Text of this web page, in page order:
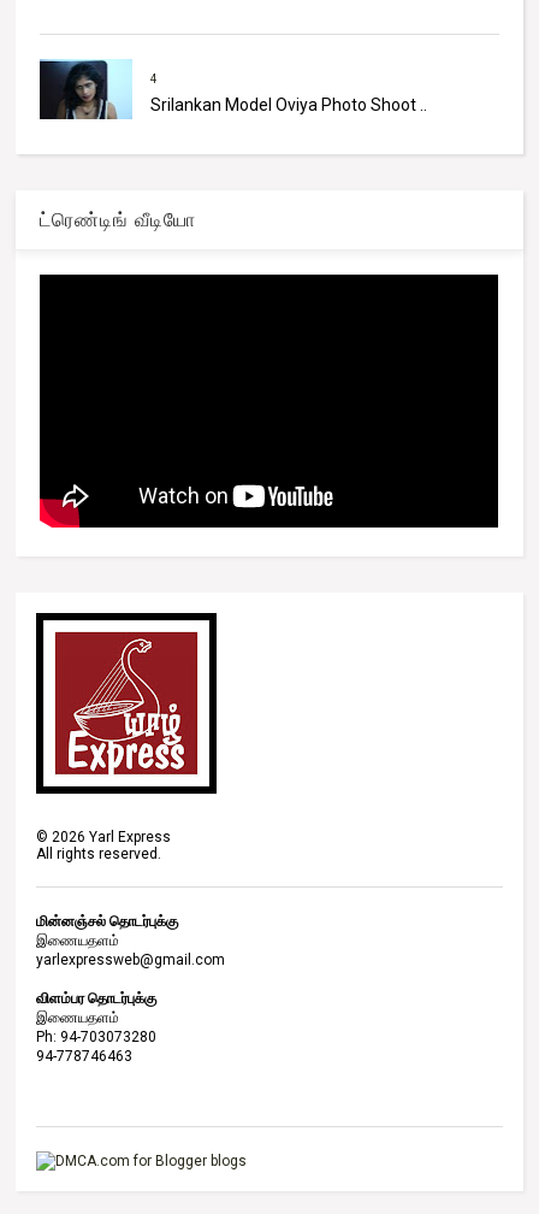
4
Srilankan Model Oviya Photo Shoot ..
ட்ரெண்டிங் வீடியோ
©2026 Yarl Express
All rights reserved.
மின்னஞ்சல் தொடர்புக்கு
இணையதளம்
yarlexpressweb@gmail.com
விளம்பர தொடர்புக்கு
இணையதளம்
Ph: 94-703073280
94-778746463